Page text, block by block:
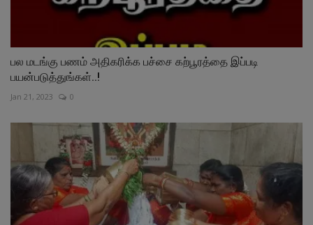
பல மடங்கு பணம் அதிகரிக்க‌ பச்சை கற்பூரத்தை இப்படி
பயன்படுத்துங்கள்..!
Jan 21, 2023 0